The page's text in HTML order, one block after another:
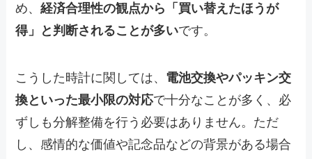
め、経済合理性の観点から「買い替えたほうが
得」と判断されることが多いです。
こうした時計に関しては、 電池交換やパッキン交
換といった最小限の対応で十分なことが多く、必
ずしも分解整備を行う必要はありません。ただ
し、感情的な価値や記念品などの背景がある場合